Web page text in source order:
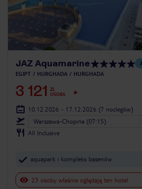
JAZ Aquamarine
EGIPT HURGHADA HURGHADA
3 121
ZŁ
OSOBA
10.12.2026 - 17.12.2026 (7 noclegów)
Warszawa-Chopina (07:15)
All Inclusive
aquapark i kompleks basenów
23 osoby właśnie oglądają ten hotel